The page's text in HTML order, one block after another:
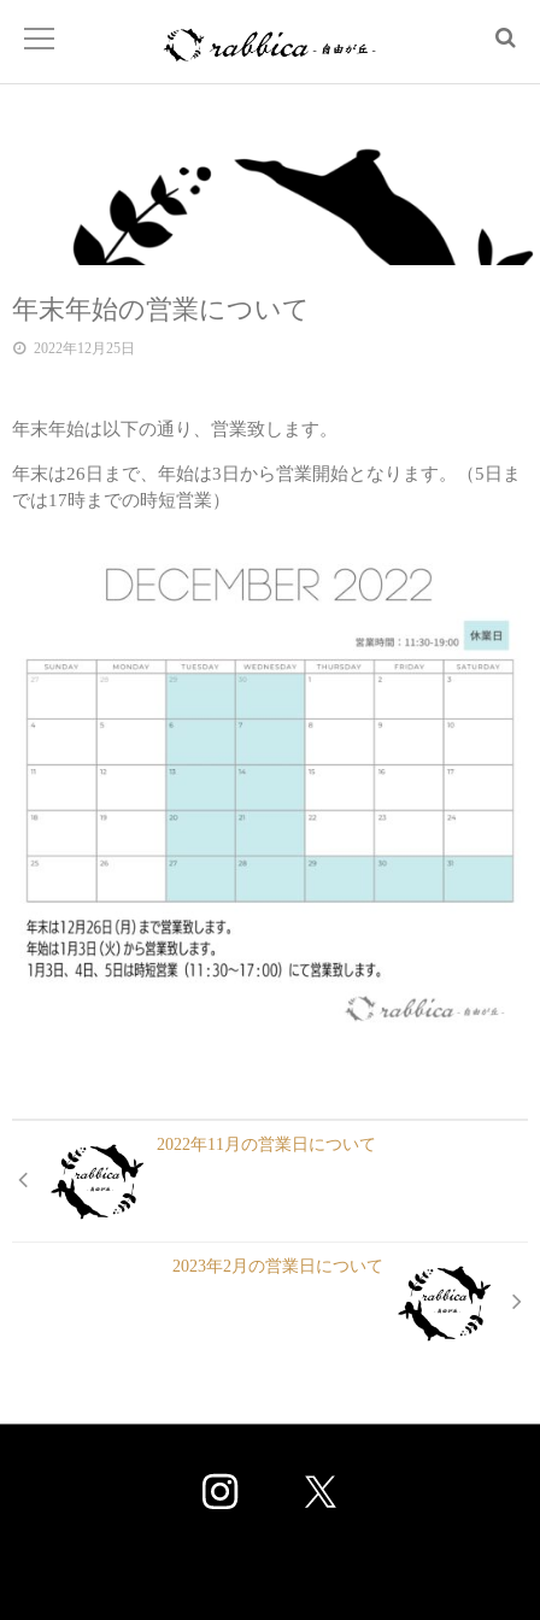
年末年始の営業について
2022年12月25日
年末年始は以下の通り、営業致します。
年末は26日まで、年始は3日から営業開始となります。（5日ま
では17時までの時短営業）
2022年11月の営業日について
2023年2月の営業日について